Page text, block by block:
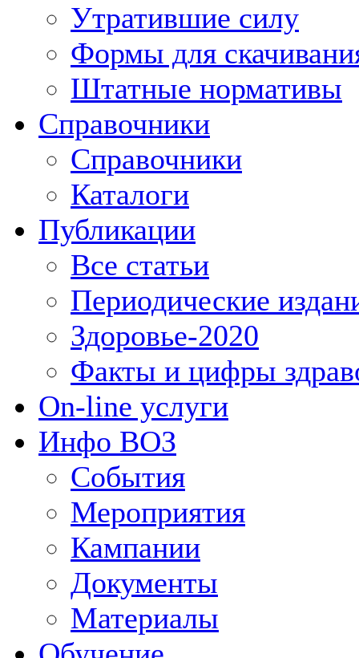
Утратившие силу
Формы для
Штатные нормативы
Справочники
Справочники
Каталоги
Публикации
Все статьи
Периодические
Здоровье-2020
Факты и цифры
On-line услуги
Инфо ВОЗ
События
Мероприятия
Кампании
Документы
Материалы